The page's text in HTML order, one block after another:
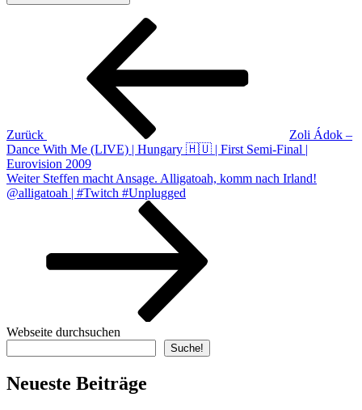
Beitragsnavigation
Zurück
Zoli Ádok –
Dance With Me (LIVE) | Hungary 🇭🇺 | First Semi-Final |
Eurovision 2009
Nächster
Beitrag
Weiter Steffen macht Ansage. Alligatoah, komm nach Irland!
@alligatoah | #Twitch #Unplugged
Webseite durchsuchen
Suche!
Neueste Beiträge